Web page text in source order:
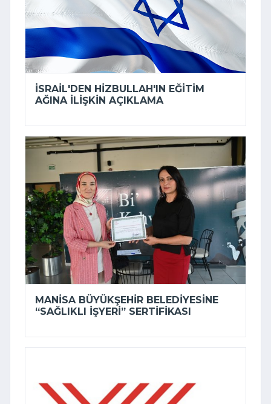
İSRAIL'DEN HIZBULLAH'IN EĞITIM
AĞINA ILIŞKIN AÇIKLAMA
MANISA BÜYÜKŞEHIR BELEDIYESINE
“SAĞLIKLI İŞYERI” SERTIFIKASI